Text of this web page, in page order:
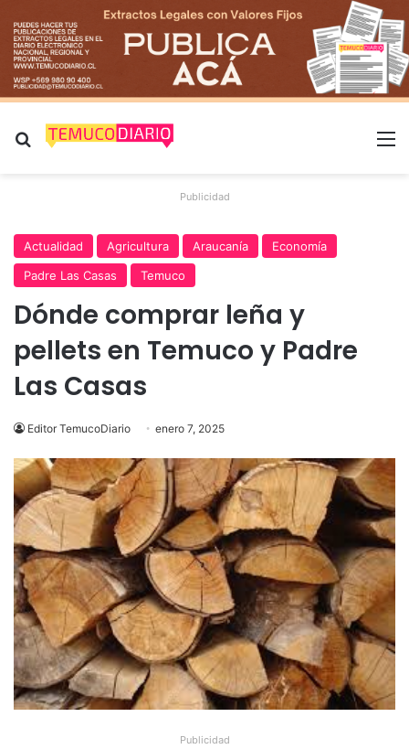
Buscar por
Publicidad
Actualidad Agricultura Araucanía
Economía
Padre Las Casas
Temuco
Dónde comprar leña y
pellets en Temuco y Padre
Las Casas
Editor TemucoDiario enero 7, 2025
Publicidad